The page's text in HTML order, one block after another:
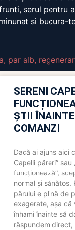
serul pentru
si bucura-
, par alb,
SERENI
ȘTII
COMANZI
Dacă ai ajuns aici
Capelli păreri” sau
funcționează”,
normal și sănătos.
părului e plină de
exagerate, așa că
înhami înainte să
răspundem direct,